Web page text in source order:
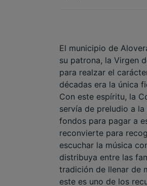
El municipio de
su patrona, la Virgen
para realzar el
décadas era la única
Con este espíritu, la
servía de preludio a
fondos para pagar a
reconvierte para
escuchar la música
distribuya entre las
tradición de llenar de
este es uno de los